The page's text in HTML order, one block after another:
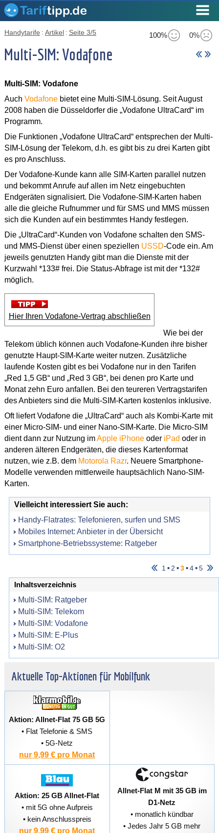
100% 0%
Handytarife : Artikel : Seite 3/5
Multi-SIM: Vodafone
Multi-SIM: Vodafone
Auch Vodafone bietet eine Multi-SIM-Lösung. Seit August
2008 haben die Düsseldorfer die „Vodafone UltraCard“ im
Programm.
Die Funktionen „Vodafone UltraCard“ entsprechen der Multi-
SIM-Lösung der Telekom, d.h. es gibt bis zu drei Karten gibt
es pro Anschluss.
Der Vodafone-Kunde kann alle SIM-Karten parallel nutzen
und bekommt Anrufe auf allen im Netz eingebuchten
Endgeräten signalisiert. Die Vodafone-SIM-Karten haben
alle die gleiche Rufnummer und für SMS und MMS müssen
sich die Kunden auf ein bestimmtes Handy festlegen.
Die „UltraCard“-Kunden von Vodafone schalten den SMS-
und MMS-Dienst über einen speziellen USSD-Code ein. Am
jeweils genutzten Handy gibt man die Dienste mit der
Kurzwahl *133# frei. Die Status-Abfrage ist mit der *132#
möglich.
Hier Ihren Vodafone-Vertrag abschließen
Wie bei der
Telekom üblich können auch Vodafone-Kunden ihre bisher
genutzte Haupt-SIM-Karte weiter nutzen. Zusätzliche
laufende Kosten gibt es bei Vodafone nur in den Tarifen
„Red 1,5 GB“ und „Red 3 GB“, bei denen pro Karte und
Monat zehn Euro anfallen. Bei den teureren Vertragstarifen
des Anbieters sind die Multi-SIM-Karten kostenlos inklusive.
Oft liefert Vodafone die „UltraCard“ auch als Kombi-Karte mit
einer Micro-SIM- und einer Nano-SIM-Karte. Die Micro-SIM
dient dann zur Nutzung imApple iPhone oder iPad oder in
anderen älteren Endgeräten, die dieses Kartenformat
nutzen, wie z.B. dem Motorola Razr. Neuere Smartphone-
Modelle verwenden mittlerweile hauptsächlich Nano-SIM-
Karten.
Vielleicht interessiert Sie auch:
Handy-Flatrates: Telefonieren, surfen und SMS
Mobiles Internet: Anbieter in der Übersicht
Smartphone-Betriebssysteme: Ratgeber
1 ▪ 2 ▪3▪4▪5
Inhaltsverzeichnis
Multi-SIM: Ratgeber
Multi-SIM: Telekom
Multi-SIM: Vodafone
Multi-SIM: E-Plus
Multi-SIM: O2
Aktuelle Top-Aktionen für Mobilfunk
Aktion: Allnet-Flat 75 GB 5G
• Flat Telefonie & SMS
• 5G-Netz
nur 9,99 € pro Monat
Aktion: 25 GB Allnet-Flat
• mit 5G ohne Aufpreis
• kein Anschlusspreis
nur 9,99 € pro Monat
Allnet-Flat M mit 35 GB im
D1-Netz
• monatlich kündbar
• Jedes Jahr 5 GB mehr